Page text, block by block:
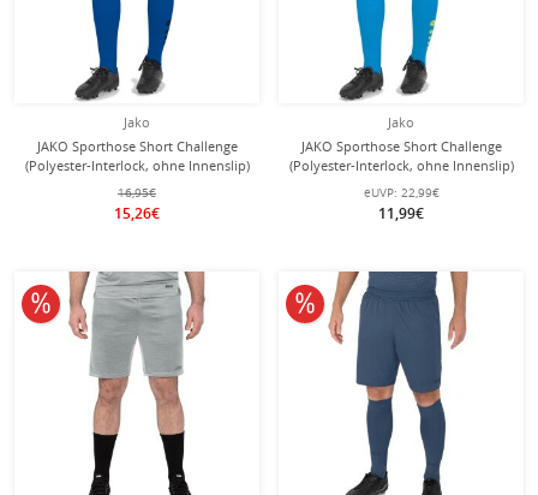
Jako
JAKO Sporthose Short Challenge
(Polyester-Interlock, ohne Innenslip)
kurz royalblau Damen
16,95€
15,26€
Jako
JAKO Sporthose Short Challenge
(Polyester-Interlock, ohne Innenslip)
kurz hellblau Damen
eUVP: 22,99€
11,99€
10% reduziert 10% reduziert